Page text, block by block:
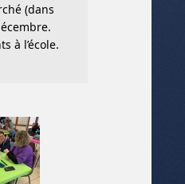
(dans
à l’école.